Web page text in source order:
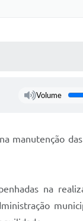
Volume
manutenção
na